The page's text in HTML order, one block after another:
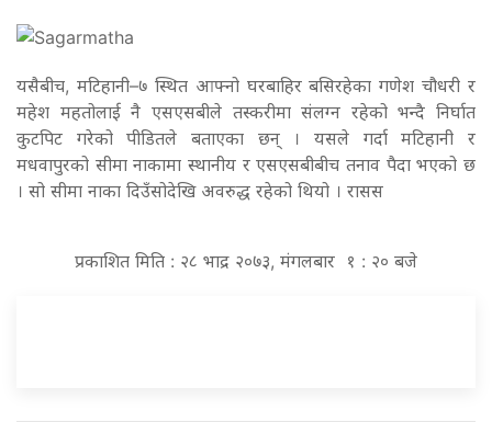
यसैबीच, मटिहानी–७ स्थित आफ्नो घरबाहिर बसिरहेका गणेश चौधरी र
महेश महतोलाई नै एसएसबीले तस्करीमा संलग्न रहेको भन्दै निर्घात
कुटपिट गरेको पीडितले बताएका छन् । यसले गर्दा मटिहानी र
मधवापुरको सीमा नाकामा स्थानीय र एसएसबीबीच तनाव पैदा भएको छ
। सो सीमा नाका दिउँसोदेखि अवरुद्ध रहेको थियो । रासस
प्रकाशित मिति : २८ भाद्र २०७३, मंगलबार १ : २० बजे